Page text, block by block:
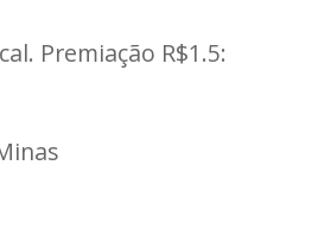
Premiação R$1.5: